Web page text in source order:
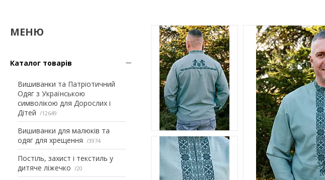
Каталог товарів
Вишиванки та Патріотичний
Одяг з Українською
символікою для Дорослих і
Дітей
12649
Вишиванки для малюків та
одяг для хрещення
3974
Постіль, захист і текстиль у
дитяче ліжечко
20